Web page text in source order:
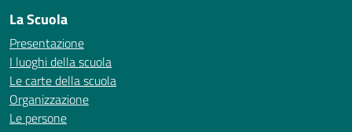
La Scuola
Presentazione
I luoghi della scuola
Le carte della scuola
Organizzazione
Le persone